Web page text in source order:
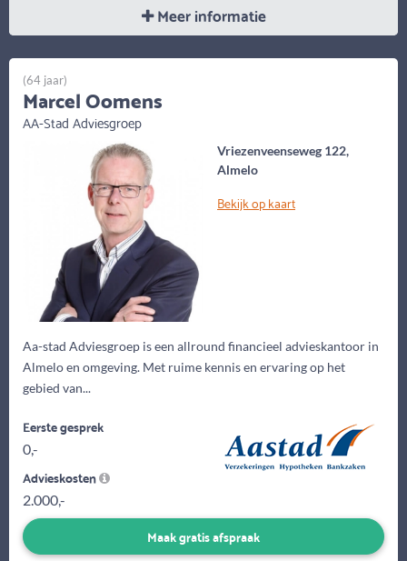
Meer informatie
Vriezenveenseweg 122,
Almelo
Bekijk op kaart
Aa-stad Adviesgroep is een allround financieel advieskantoor in
Almelo en omgeving. Met ruime kennis en ervaring op het
gebied van...
(64 jaar)
Marcel Oomens
AA-Stad Adviesgroep
Eerste gesprek
0,-
Advieskosten
2.000,-
Maak gratis afspraak